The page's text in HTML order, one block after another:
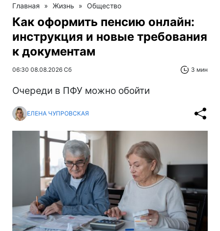
Главная » Жизнь » Общество
Как оформить пенсию онлайн:
инструкция и новые требования
к документам
06:30 08.08.2026 Сб 3 мин
Очереди в ПФУ можно обойти
ЕЛЕНА ЧУПРОВСКАЯ